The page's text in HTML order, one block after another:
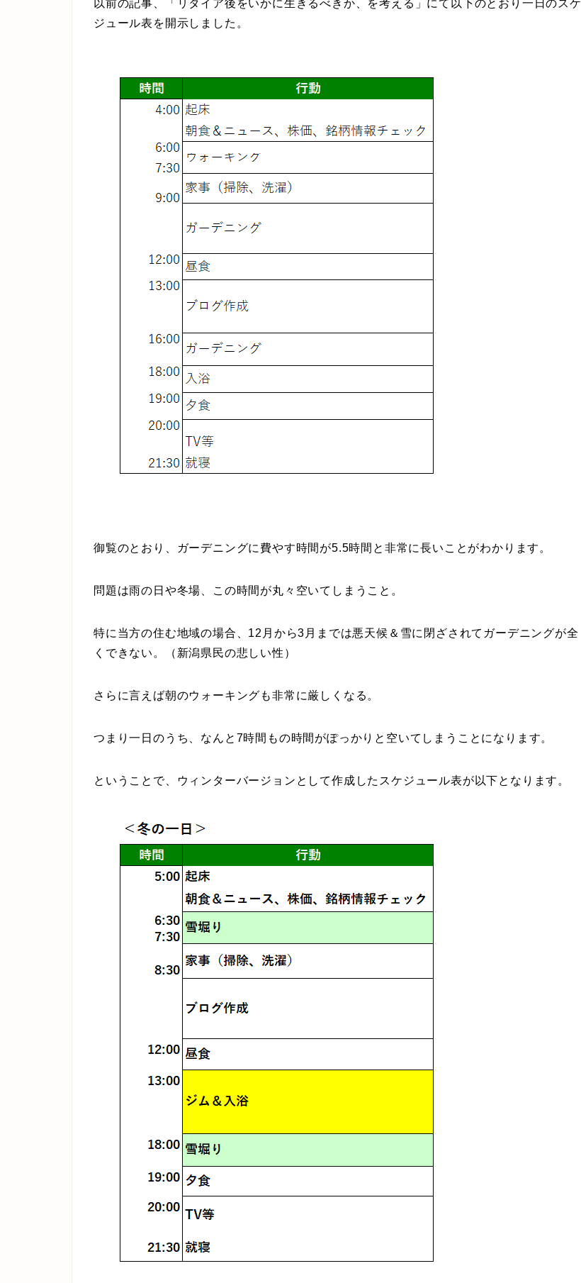
以前の記事、「リタイア後をいかに生きるべきか、を考える」にて以下のとおり一日のスケ
ジュール表を開示しました。
御覧のとおり、ガーデニングに費やす時間が5.5時間と非常に長いことがわかります。
問題は雨の日や冬場、この時間が丸々空いてしまうこと。
特に当方の住む地域の場合、12月から3月までは悪天候＆雪に閉ざされてガーデニングが全
くできない。（新潟県民の悲しい性）
さらに言えば朝のウォーキングも非常に厳しくなる。
つまり一日のうち、なんと7時間もの時間がぽっかりと空いてしまうことになります。
ということで、ウィンターバージョンとして作成したスケジュール表が以下となります。